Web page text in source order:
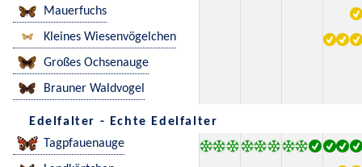
Mauerfuchs
Kleines Wiesenvögelchen
Großes Ochsenauge
Brauner Waldvogel
Edelfalter - Echte Edelfalter
Tagpfauenauge